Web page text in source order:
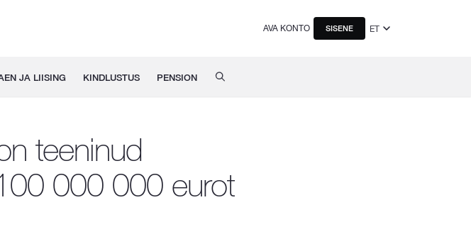
AVA KONTO SISENE ET
JA LIISING KINDLUSTUS PENSION
teeninud
000 000 eurot